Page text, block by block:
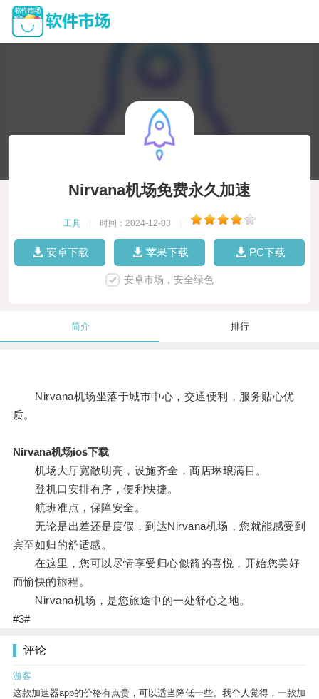
Nirvana机场免费永久加速
工具 时间：2024-12-03
安卓下载 苹果下载 PC下载
安卓市场，安全绿色
简介 排行
Nirvana机场坐落于城市中心，交通便利，服务贴心优
质。
Nirvana机场ios下载
机场大厅宽敞明亮，设施齐全，商店琳琅满目。
登机口安排有序，便利快捷。
航班准点，保障安全。
无论是出差还是度假，到达Nirvana机场，您就能感受到
宾至如归的舒适感。
在这里，您可以尽情享受归心似箭的喜悦，开始您美好
而愉快的旅程。
Nirvana机场，是您旅途中的一处舒心之地。
#3#
评论
游客
这款加速器app的价格有点贵，可以适当降低一些。我个人觉得，一款加